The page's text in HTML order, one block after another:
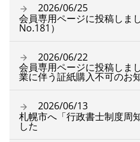
2026/06/25
会員専用ページに投稿しま
No.181）
2026/06/22
会員専用ページに投稿しま
業に伴う証紙購入不可のお
2026/06/13
札幌市へ「行政書士制度周
した